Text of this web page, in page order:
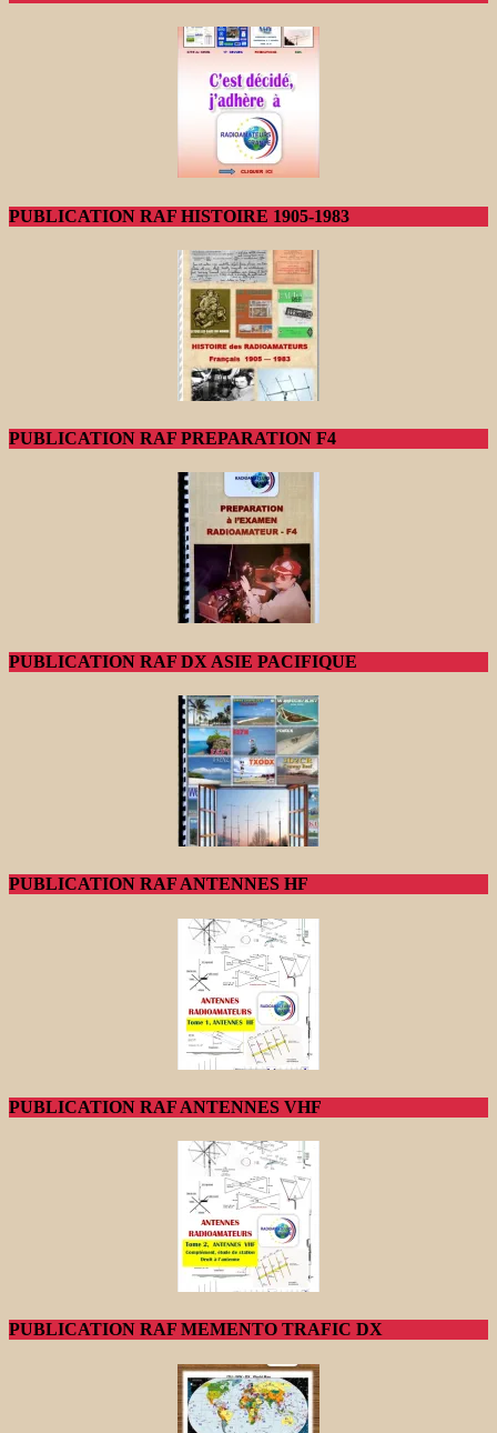
PUBLICATION RAF HISTOIRE 1905-1983
PUBLICATION RAF PREPARATION F4
PUBLICATION RAF DX ASIE PACIFIQUE
PUBLICATION RAF ANTENNES HF
PUBLICATION RAF ANTENNES VHF
PUBLICATION RAF MEMENTO TRAFIC DX